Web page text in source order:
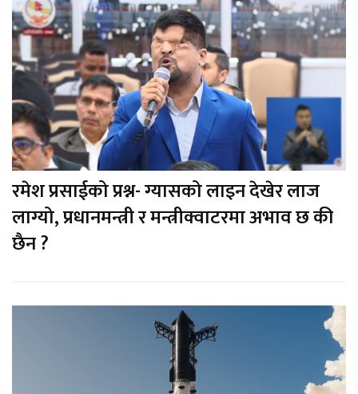
रमेश प्रसाईको प्रश्न- ग्यासको लाइन देखेर लाज
लाग्यो, प्रधानमन्त्री र मन्त्रीक्वाटरमा अभाव छ की
छैन ?